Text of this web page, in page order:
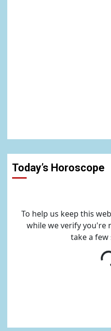
Today’s Horoscope